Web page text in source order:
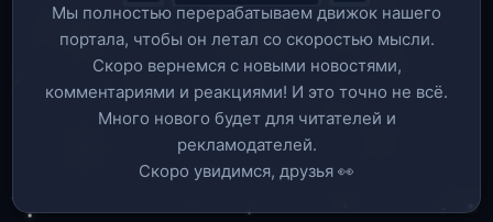
Мы полностью перерабатываем движок нашего
портала, чтобы он летал со скоростью мысли.
Скоро вернемся c новыми новостями,
комментариями и реакциями! И это точно не всё.
Много нового будет для читателей и
рекламодателей.
Скоро увидимся, друзья 👀